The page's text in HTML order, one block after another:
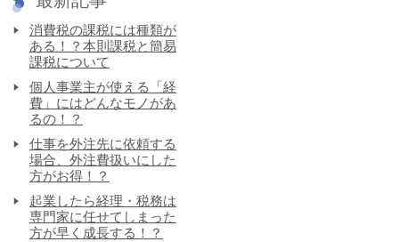
消費税の課税には種類が
ある！？本則課税と簡易
課税について
個人事業主が使える「経
費」にはどんなモノがあ
るの！？
仕事を外注先に依頼する
場合、外注費扱いにした
方がお得！？
起業したら経理・税務は
専門家に任せてしまった
方が早く成長する！？